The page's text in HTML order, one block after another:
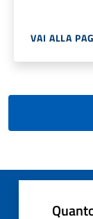
VAI ALLA